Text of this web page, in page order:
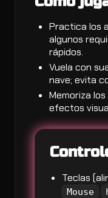
Practica los
algunos
rápidos.
Vuela con
nave; evita
Memoriza
efectos
Teclas
Mouse